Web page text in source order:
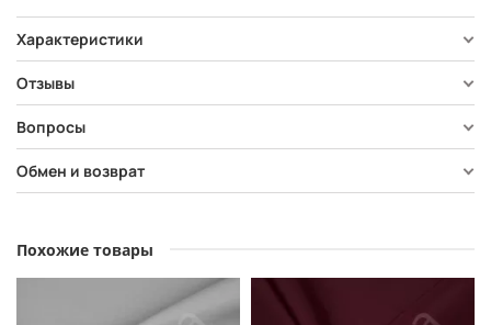
Характеристики
Отзывы
Вопросы
Обмен и возврат
Похожие товары